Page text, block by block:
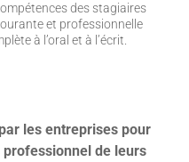
des stagiaires
et professionnelle
à l’oral et à l’écrit.
les entreprises pour
professionnel de leurs